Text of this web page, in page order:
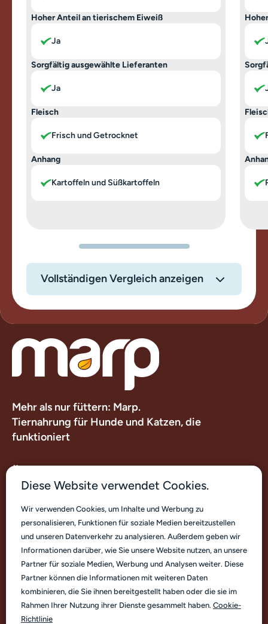
Hoher Anteil an tierischem Eiweiß
Ja
Sorgfältig ausgewählte Lieferanten
Ja
Fleisch
Frisch und Getrocknet
Anhang
Kartoffeln und Süßkartoffeln
Vollständigen Vergleich anzeigen
Mehr als nur füttern: Marp.
Tiernahrung für Hunde und Katzen, die
funktioniert
Kontakt
Deutsch
Diese Website verwendet Cookies.
Wir verwenden Cookies, um Inhalte und Werbung zu
personalisieren, Funktionen für soziale Medien bereitzustellen
und unseren Datenverkehr zu analysieren. Außerdem geben wir
Informationen darüber, wie Sie unsere Website nutzen, an unsere
Partner für soziale Medien, Werbung und Analysen weiter. Diese
Partner können die Informationen mit weiteren Daten
kombinieren, die Sie ihnen bereitgestellt haben oder die sie im
Rahmen Ihrer Nutzung ihrer Dienste gesammelt haben. Cookie-
Richtlinie